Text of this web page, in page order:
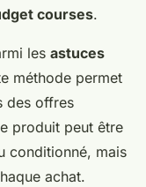
courses.
les astuces
méthode permet
des offres
produit peut être
conditionné, mais
achat.